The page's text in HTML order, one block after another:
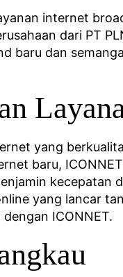
internet
dari PT
baru dan
yang
baru,
kecepatan
yang lancar
ICONNET.